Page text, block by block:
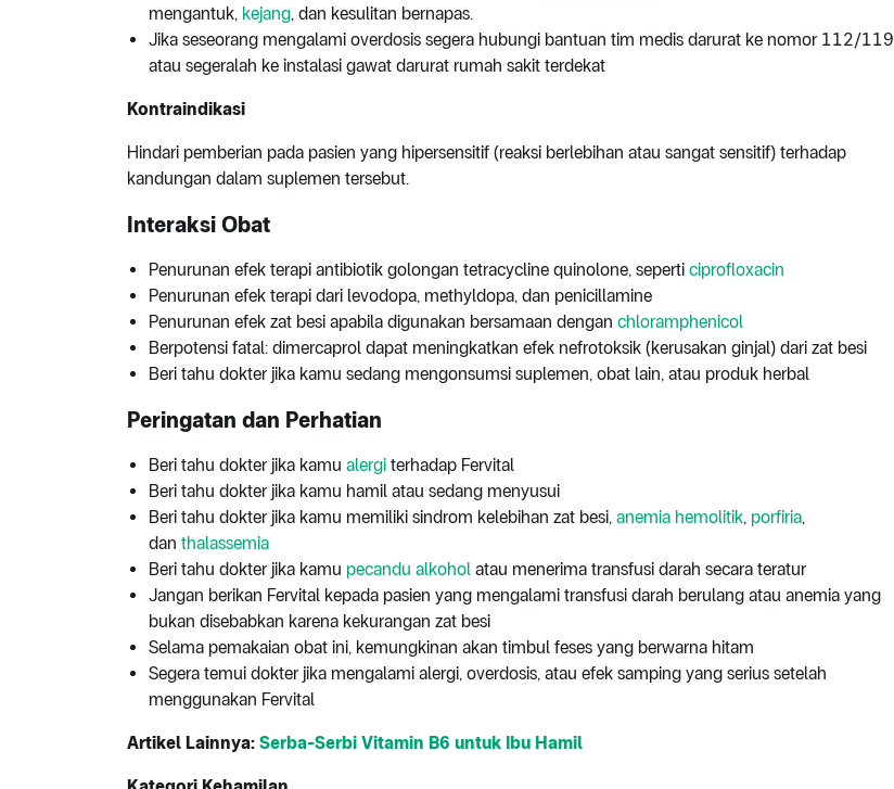
mengantuk, kejang, dan kesulitan bernapas.
Jika seseorang mengalami overdosis segera hubungi bantuan tim medis darurat ke nomor 112/119
atau segeralah ke instalasi gawat darurat rumah sakit terdekat
Kontraindikasi
Hindari pemberian pada pasien yang hipersensitif (reaksi berlebihan atau sangat sensitif) terhadap
kandungan dalam suplemen tersebut.
Interaksi Obat
Penurunan efek terapi antibiotik golongan tetracycline quinolone, seperti ciprofloxacin
Penurunan efek terapi dari levodopa, methyldopa, dan penicillamine
Penurunan efek zat besi apabila digunakan bersamaan dengan chloramphenicol
Berpotensi fatal: dimercaprol dapat meningkatkan efek nefrotoksik (kerusakan ginjal) dari zat besi
Beri tahu dokter jika kamu sedang mengonsumsi suplemen, obat lain, atau produk herbal
Peringatan dan Perhatian
Beri tahu dokter jika kamu alergi terhadap Fervital
Beri tahu dokter jika kamu hamil atau sedang menyusui
Beri tahu dokter jika kamu memiliki sindrom kelebihan zat besi, anemia hemolitik, porfiria,
dan thalassemia
Beri tahu dokter jika kamu pecandu alkohol atau menerima transfusi darah secara teratur
Jangan berikan Fervital kepada pasien yang mengalami transfusi darah berulang atau anemia yang
bukan disebabkan karena kekurangan zat besi
Selama pemakaian obat ini, kemungkinan akan timbul feses yang berwarna hitam
Segera temui dokter jika mengalami alergi, overdosis, atau efek samping yang serius setelah
menggunakan Fervital
Artikel Lainnya: Serba-Serbi Vitamin B6 untuk Ibu Hamil